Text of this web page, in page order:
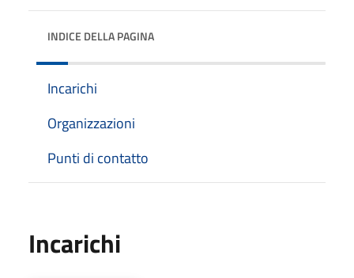
INDICE DELLA PAGINA
Incarichi
Organizzazioni
Punti di contatto
Incarichi